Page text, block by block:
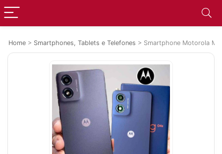
Home > Smartphones, Tablets e Telefones > Smartphone Motorola